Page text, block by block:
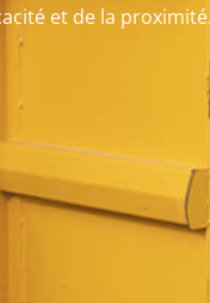
et de la proximité.